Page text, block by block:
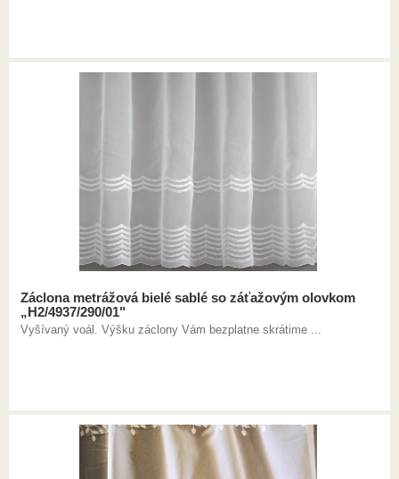
Záclona metrážová bielé sablé so záťažovým olovkom
„H2/4937/290/01"
Vyšívaný voál. Výšku záclony Vám bezplatne skrátime ...